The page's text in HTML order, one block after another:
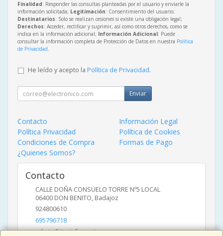
Finalidad: Responder las consultas planteadas por el usuario y enviarle la
información solicitada; Legitimación: Consentimiento del usuario;
Destinatarios: Solo se realizan cesiones si existe una obligación legal;
Derechos: Acceder, rectificar y suprimir, así como otros derechos, como se
indica en la información adicional; Información Adicional: Puede
consultar la información completa de Protección de Datos en nuestra Política
de Privacidad.
He leído y acepto la Política de Privacidad.
Enviar
Contacto
Información Legal
Política Privacidad
Política de Cookies
Condiciones de Compra
Formas de Pago
¿Quienes Somos?
Contacto
CALLE DOÑA CONSUELO TORRE Nº5 LOCAL
06400 DON BENITO, Badajoz
924800610
695796718
admin@jigainformatica.com